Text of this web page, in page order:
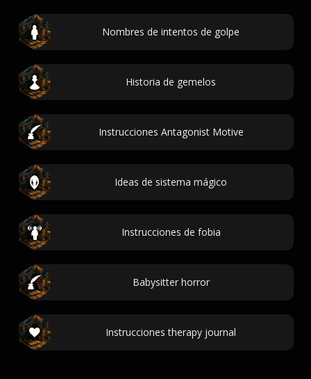
Nombres de intentos de golpe
Historia de gemelos
Instrucciones Antagonist Motive
Ideas de sistema mágico
Instrucciones de fobia
Babysitter horror
Instrucciones therapy journal